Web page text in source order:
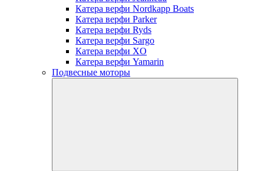
Катера верфи Nordkapp Boats
Катера верфи Parker
Катера верфи Ryds
Катера верфи Sargo
Катера верфи XO
Катера верфи Yamarin
Подвесные моторы